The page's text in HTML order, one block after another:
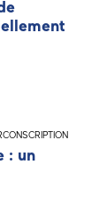
: un